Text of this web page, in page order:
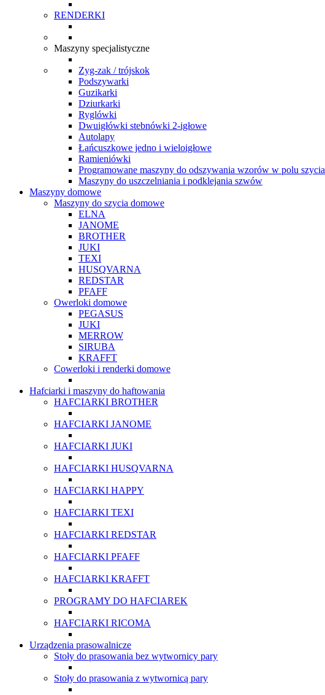
RENDERKI
Maszyny specjalistyczne
Zyg-zak / trójskok
Podszywarki
Guzikarki
Dziurkarki
Ryglówki
Dwuigłówki stebnówki 2-igłowe
Autolapy
Łańcuszkowe jedno i wieloigłowe
Ramieniówki
Programowane maszyny do odszywania wzorów w polu szycia
Maszyny do uszczelniania i podklejania szwów
Maszyny domowe
Maszyny do szycia domowe
ELNA
JANOME
BROTHER
JUKI
TEXI
HUSQVARNA
REDSTAR
PFAFF
Owerloki domowe
PEGASUS
JUKI
MERROW
SIRUBA
KRAFFT
Cowerloki i renderki domowe
Hafciarki i maszyny do haftowania
HAFCIARKI BROTHER
HAFCIARKI JANOME
HAFCIARKI JUKI
HAFCIARKI HUSQVARNA
HAFCIARKI HAPPY
HAFCIARKI TEXI
HAFCIARKI REDSTAR
HAFCIARKI PFAFF
HAFCIARKI KRAFFT
PROGRAMY DO HAFCIAREK
HAFCIARKI RICOMA
Urządzenia prasowalnicze
Stoły do prasowania bez wytwornicy pary
Stoły do prasowania z wytwornicą pary